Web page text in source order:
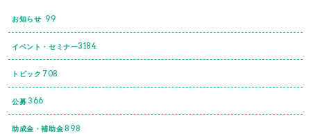
お知らせ 99
イベント・セミナー3184
トピック 708
公募 366
助成金・補助金 898